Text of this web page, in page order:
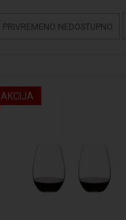
PRIVREMENO NEDOSTUPNO
AKCIJA